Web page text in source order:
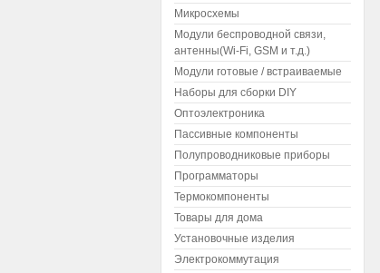
Микросхемы
Модули беспроводной связи,
антенны(Wi-Fi, GSM и т.д.)
Модули готовые / встраиваемые
Наборы для сборки DIY
Оптоэлектроника
Пассивные компоненты
Полупроводниковые приборы
Программаторы
Термокомпоненты
Товары для дома
Установочные изделия
Электрокоммутация